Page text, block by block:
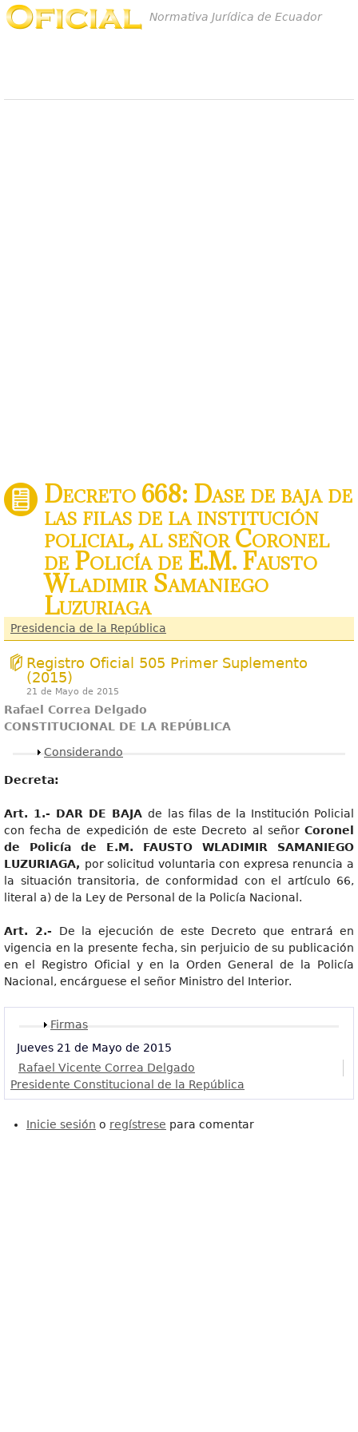
Normativa Jurídica de Ecuador
Decreto 668: Dase de baja de
las filas de la institución
policial, al señor Coronel
de Policía de E.M. Fausto
Wladimir Samaniego
Luzuriaga
Presidencia de la República
Registro Oficial 505 Primer Suplemento
(2015)
21 de Mayo de 2015
Rafael Correa Delgado
CONSTITUCIONAL DE LA REPÚBLICA
Mostrar
Considerando
Decreta:
Art. 1.- DAR DE BAJAde las filas de la Institución Policial
con fecha de expedición de este Decreto al señor Coronel
de Policía de E.M. FAUSTO WLADIMIR SAMANIEGO
LUZURIAGA, por solicitud voluntaria con expresa renuncia a
la situación transitoria, de conformidad con el artículo 66,
literal a) de la Ley de Personal de la Policía Nacional.
Art. 2.- De la ejecución de este Decreto que entrará en
vigencia en la presente fecha, sin perjuicio de su publicación
en el Registro Oficial y en la Orden General de la Policía
Nacional, encárguese el señor Ministro del Interior.
Mostrar
Firmas
Jueves 21 de Mayo de 2015
Rafael Vicente Correa Delgado
Presidente Constitucional de la República
Inicie sesión o regístrese para comentar